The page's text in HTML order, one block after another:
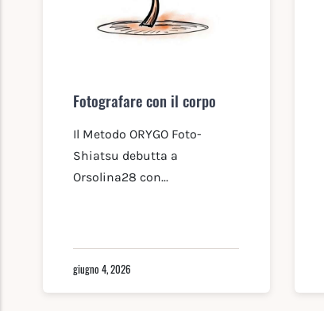
Fotografare con il corpo
Il Metodo ORYGO Foto-
Shiatsu debutta a
Orsolina28 con...
giugno 4, 2026